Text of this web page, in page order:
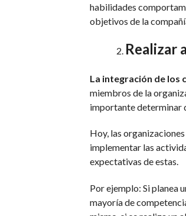
habilidades
objetivos de la
Realizar
La integración de los
miembros de la
importante determinar
Hoy, las
implementar las
expectativas de estas.
Por ejemplo: Si planea
mayoría de